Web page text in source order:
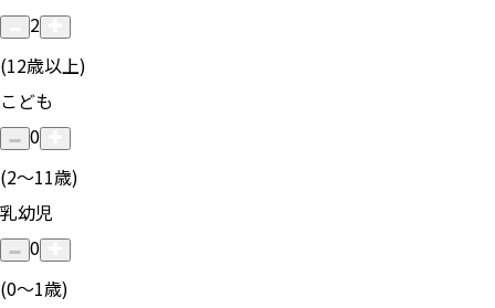
2
(12歳以上)
こども
0
(2〜11歳)
乳幼児
0
(0〜1歳)